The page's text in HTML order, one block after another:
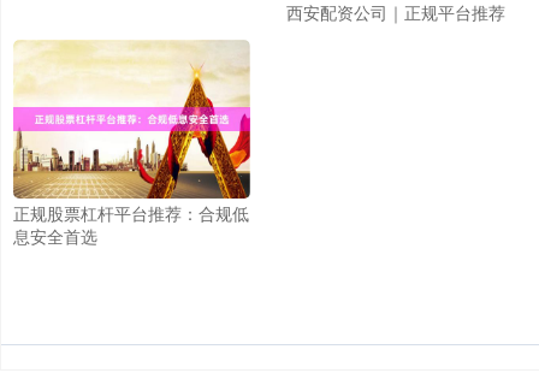
西安配资公司｜正规平台推荐
正规股票杠杆平台推荐：合规低
息安全首选